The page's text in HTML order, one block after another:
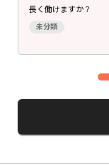
長く働けますか？
未分類